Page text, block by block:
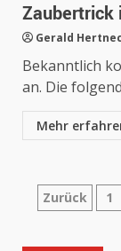
Zaubertrick
Gerald
Bekanntlich
an. Die
Mehr
Zurück 1